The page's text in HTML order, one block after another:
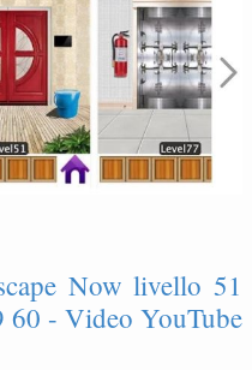
Now livello 51
60 - Video YouTube